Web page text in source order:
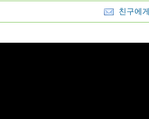
친구에